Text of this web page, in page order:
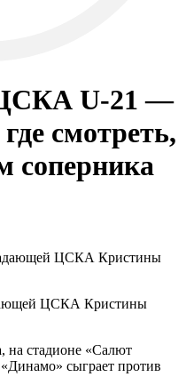
U-21 —
смотреть,
соперника
ЦСКА Кристины
на стадионе «Салют
сыграет против